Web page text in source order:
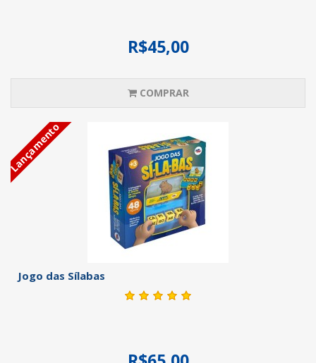
R$45,00
COMPRAR
Lançamento
Jogo das Sílabas